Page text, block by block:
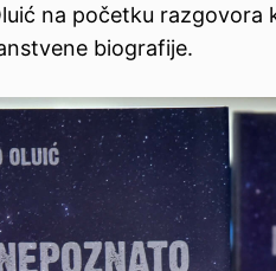
na početku
biografije.